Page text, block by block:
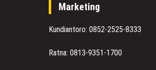
Marketing
Kundiantoro: 0852-2525-8333
Ratna: 0813-9351-1700